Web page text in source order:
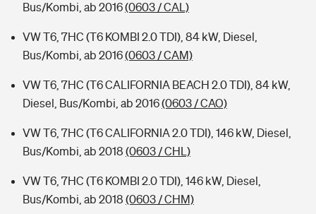
Bus/Kombi, ab 2016(0603 / CAL)
VW T6, 7HC (T6 KOMBI 2.0 TDI), 84 kW, Diesel,
Bus/Kombi, ab 2016(0603 / CAM)
VW T6, 7HC (T6 CALIFORNIA BEACH 2.0 TDI), 84 kW,
Diesel, Bus/Kombi, ab 2016(0603 / CAO)
VW T6, 7HC (T6 CALIFORNIA 2.0 TDI), 146 kW, Diesel,
Bus/Kombi, ab 2018 (0603 / CHL)
VW T6, 7HC (T6 KOMBI 2.0 TDI), 146 kW, Diesel,
Bus/Kombi, ab 2018 (0603 / CHM)